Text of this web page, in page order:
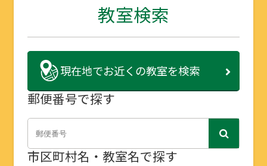
教室検索
現在地でお近くの教室を検索
郵便番号で探す
市区町村名・教室名で探す